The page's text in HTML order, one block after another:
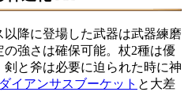
降に登場した武器は武器練磨
強さは確保可能。杖2種は優
と斧は必要に迫られた時に神
ダイアンサスブーケット と大差